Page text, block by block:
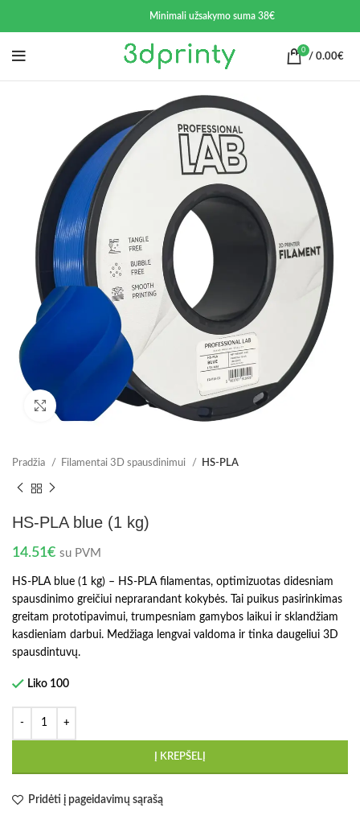
Minimali užsakymo suma 38€
0
/ 0.00€
Spustelėkite norėdami padidinti
Pradžia Filamentai 3D spausdinimui HS-PLA
HS-PLA blue (1 kg)
14.51€ su PVM
HS-PLA blue (1 kg) – HS-PLA filamentas, optimizuotas didesniam
spausdinimo greičiui neprarandant kokybės. Tai puikus pasirinkimas
greitam prototipavimui, trumpesniam gamybos laikui ir sklandžiam
kasdieniam darbui. Medžiaga lengvai valdoma ir tinka daugeliui 3D
spausdintuvų.
Liko 100
Į KREPŠELĮ
Pridėti į pageidavimų sąrašą